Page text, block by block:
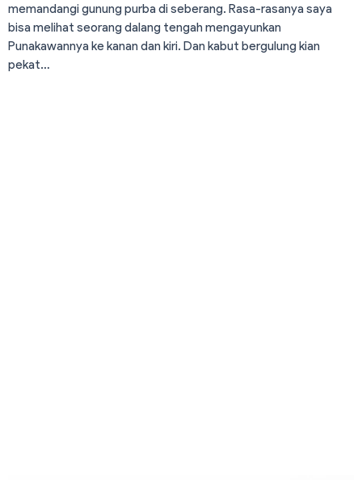
memandangi gunung purba di seberang. Rasa-rasanya saya
bisa melihat seorang dalang tengah mengayunkan
Punakawannya ke kanan dan kiri. Dan kabut bergulung kian
pekat…